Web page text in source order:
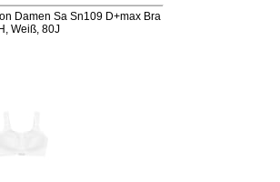
Damen Sa Sn109 D+max Bra
Weiß, 80J